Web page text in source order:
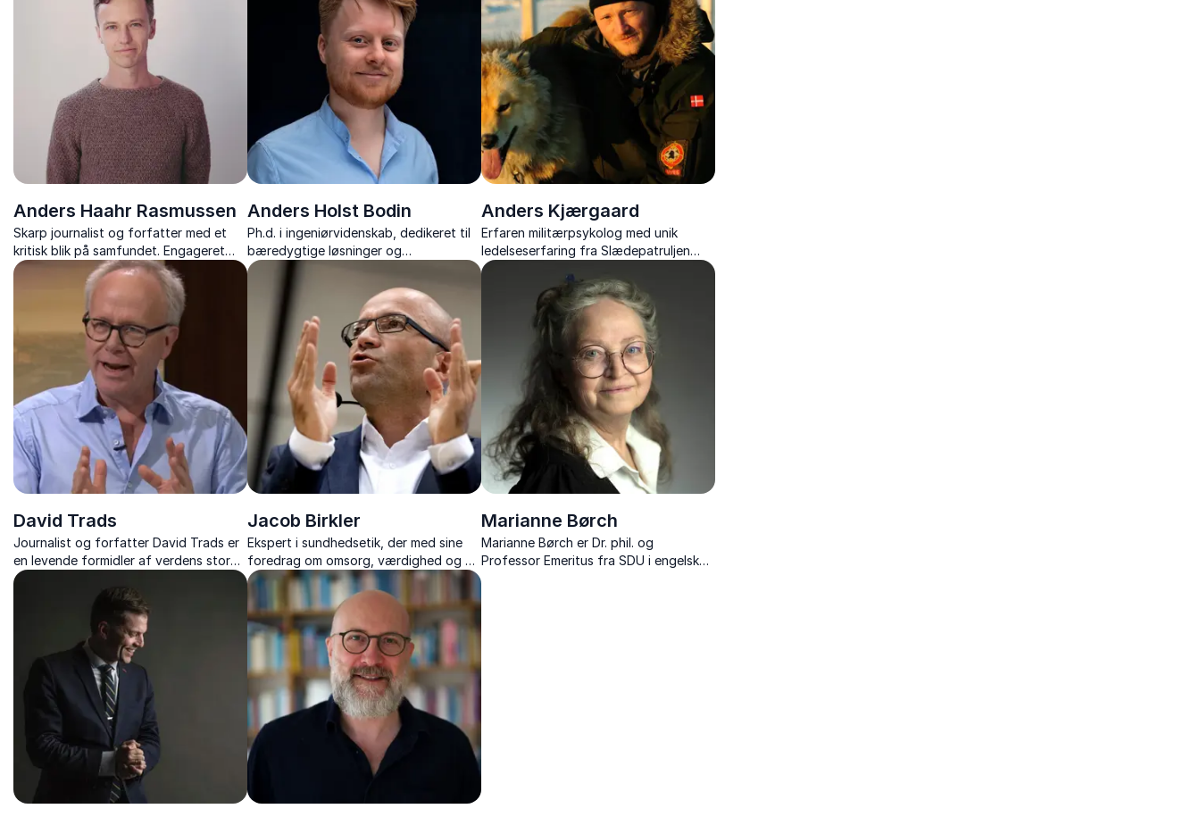
Anders Haahr Rasmussen
Skarp journalist og forfatter med et
kritisk blik på samfundet. Engageret
debattør, der dykker ned i aktuelle
emner med indsigt og nysgerrighed.
Anders Holst Bodin
Ph.d. i ingeniørvidenskab, dedikeret til
bæredygtige løsninger og
klimaforandringernes pennefører.
Visionær i videnskab og ord.
Anders Kjærgaard
Erfaren militærpsykolog med unik
ledelseserfaring fra Slædepatruljen
Sirius. Ekspert i teamdynamik under
ekstreme forhold og mental robusthed.
David Trads
Journalist og forfatter David Trads er
en levende formidler af verdens store
magtspil mellem USA, Rusland og
Jacob Birkler
Ekspert i sundhedsetik, der med sine
foredrag om omsorg, værdighed og de
etiske dilemmaer i sundhedssektoren,
oplyser og engagerer sit publikum.
Marianne Børch
Marianne Børch er Dr. phil. og
Professor Emeritus fra SDU i engelsk
litteratur.